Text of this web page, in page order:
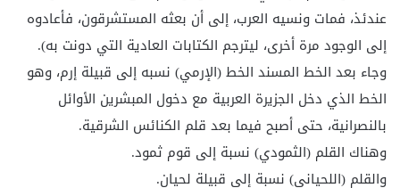
عندئذ، فمات ونسيه العرب، إلى أن بعثه المستشرقون، فأعادوه
إلى الوجود مرة أخرى، ليترجم الكتابات العادية التي دونت به).
وجاء بعد الخط المسند الخط (الإرمي) نسبه إلى قبيلة إرم، وهو
الخط الذي دخل الجزيرة العربية مع دخول المبشرين الأوائل
بالنصرانية، حتى أصبح فيما بعد قلم الكنائس الشرقية.
وهناك القلم (الثمودي) نسبة إلى قوم ثمود.
والقلم (اللحياني) نسبة إلى قبيلة لحيان.